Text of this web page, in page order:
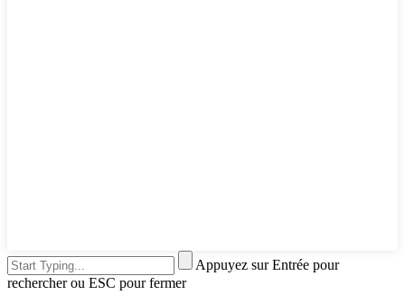
Appuyez sur Entrée pour
rechercher ou ESC pour fermer